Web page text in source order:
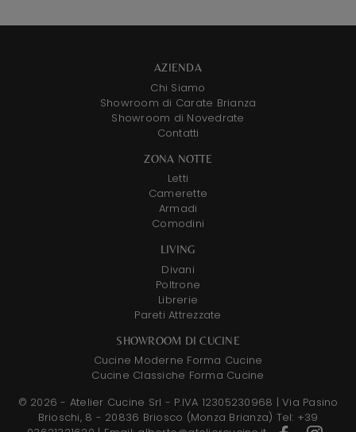
SHOWROOM DI CUCINE
Cucine Moderne Forma Cucine
Cucine Classiche Forma Cucine
LIVING
Divani
Poltrone
Librerie
Pareti Attrezzate
ZONA NOTTE
Letti
Camerette
Armadi
Comodini
AZIENDA
Chi Siamo
Showroom di Carate Brianza
Showroom di Novedrate
Contatti
© 2026 - Atelier Cucine Srl - P.IVA 12305230968 | Via Pasino
Brioschi, 8 - 20836 Briosco (Monza Brianza) Tel: +39